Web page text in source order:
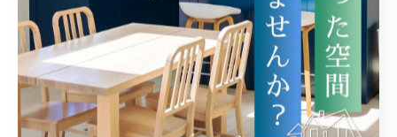
タグ TAGS
市川市 リフォーム 船橋市 松戸市